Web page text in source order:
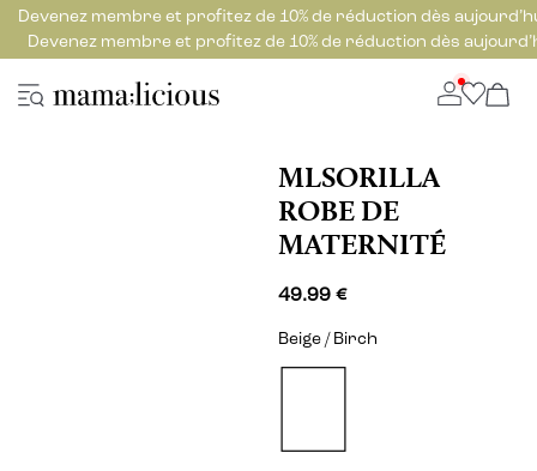
Devenez membre et profitez de 10% de réduction dès
Devenez membre et profitez de 10% de réduction dès
MLSORILLA
ROBE DE
MATERNITÉ
49.99 €
Beige / Birch